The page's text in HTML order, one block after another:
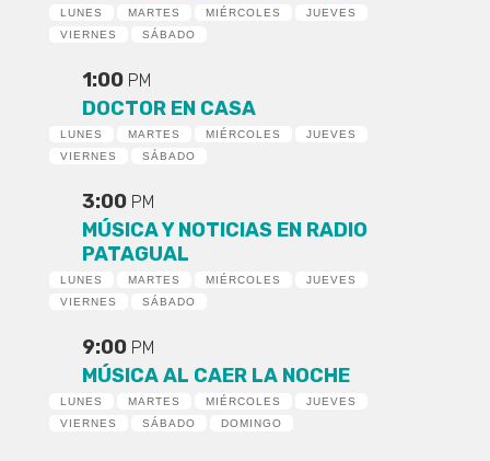
LUNES MARTES MIÉRCOLES
JUEVES
VIERNES
SÁBADO
1:00 PM
DOCTOR EN CASA
LUNES MARTES MIÉRCOLES
JUEVES
VIERNES
SÁBADO
3:00 PM
MÚSICA Y NOTICIAS EN RADIO
PATAGUAL
LUNES MARTES MIÉRCOLES
JUEVES
VIERNES
SÁBADO
9:00 PM
MÚSICA AL CAER LA NOCHE
LUNES MARTES MIÉRCOLES
JUEVES
VIERNES
SÁBADO DOMINGO